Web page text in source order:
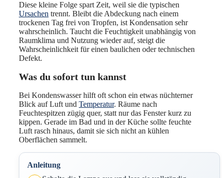
Diese kleine Folge spart Zeit, weil sie die typischen
Ursachen trennt. Bleibt die Abdeckung nach einem
trockenen Tag frei von Tropfen, ist Kondensation sehr
wahrscheinlich. Taucht die Feuchtigkeit unabhängig von
Raumklima und Nutzung wieder auf, steigt die
Wahrscheinlichkeit für einen baulichen oder technischen
Defekt.
Was du sofort tun kannst
Bei Kondenswasser hilft oft schon ein etwas nüchterner
Blick auf Luft und Temperatur. Räume nach
Feuchtespitzen zügig quer, statt nur das Fenster kurz zu
kippen. Gerade im Bad und in der Küche sollte feuchte
Luft rasch hinaus, damit sie sich nicht an kühlen
Oberflächen sammelt.
Anleitung